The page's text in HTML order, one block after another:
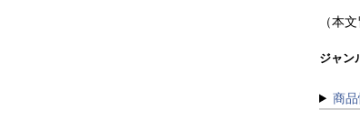
（本
ジャン
商